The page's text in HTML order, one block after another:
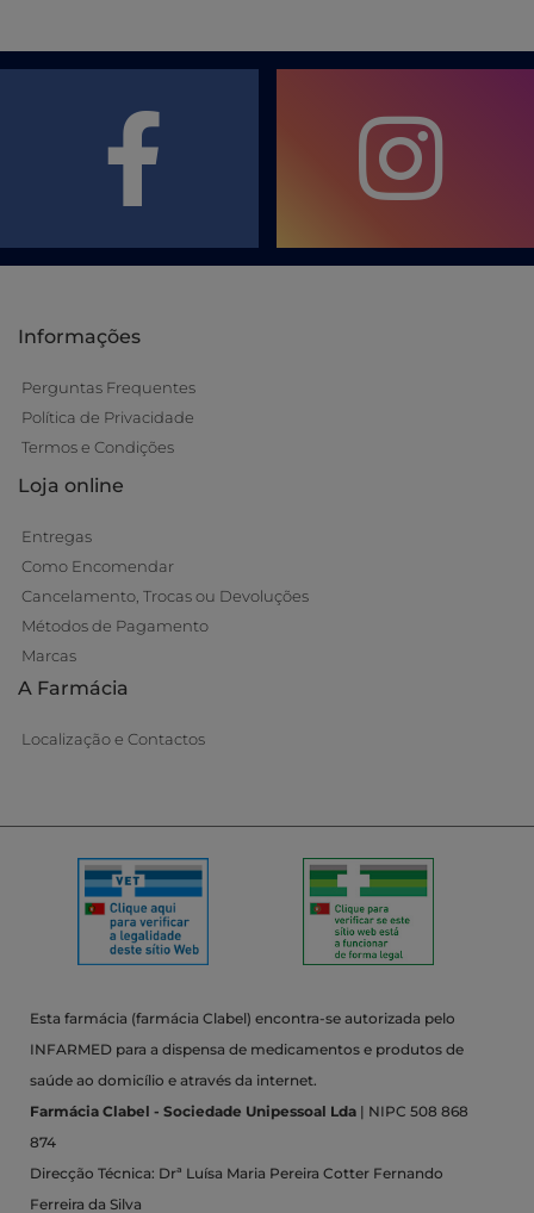
Informações
Perguntas Frequentes
Política de Privacidade
Termos e Condições
Loja online
Entregas
Como Encomendar
Cancelamento, Trocas ou Devoluções
Métodos de Pagamento
Marcas
A Farmácia
Localização e Contactos
Esta farmácia (farmácia Clabel) encontra-se autorizada pelo
INFARMED para a dispensa de medicamentos e produtos de
saúde ao domicílio e através da internet.
Farmácia Clabel - Sociedade Unipessoal Lda | NIPC 508 868
874
Direcção Técnica: Drª Luísa Maria Pereira Cotter Fernando
Ferreira da Silva